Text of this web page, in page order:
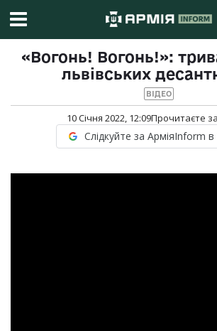
«Вогонь! Вогонь!»:
львівських
ВІДЕО
10 Січня 2022, 12:09Прочитаєте
Слідкуйте за АрміяInform